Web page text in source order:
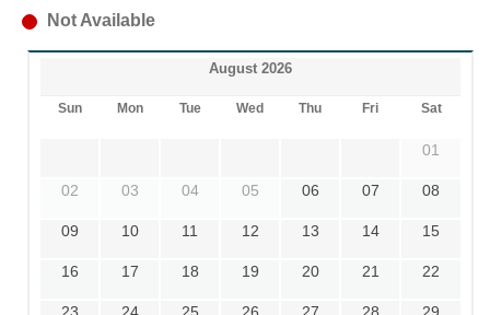
Not Available
August 2026
Sun Mon Tue Wed Thu Fri Sat
01
02 03 04 05 06 07 08
09 10 11 12 13 14 15
16 17 18 19 20 21 22